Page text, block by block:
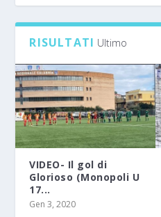
RISULTATI Ultimo
VIDEO- Il gol di
Glorioso (Monopoli U
17...
Gen 3, 2020